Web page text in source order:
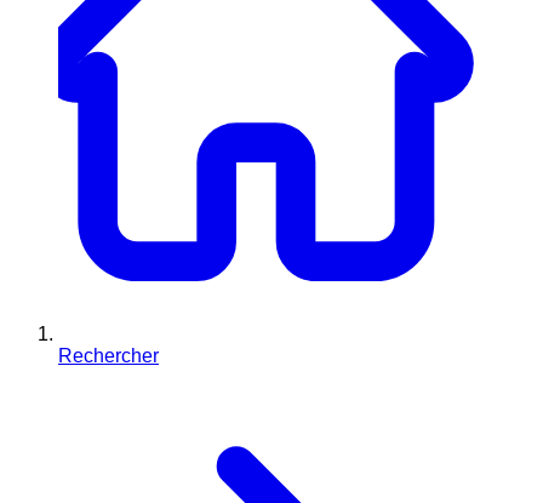
Rechercher